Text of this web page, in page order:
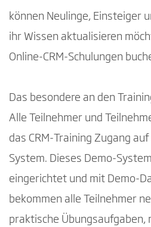
können Neulinge, Einsteiger
ihr Wissen aktualisieren
Online-CRM-Schulungen
Das besondere an den
Alle Teilnehmer und
das CRM-Training Zugang
System. Dieses Demo-
eingerichtet und mit Demo-
bekommen alle Teilnehmer
praktische Übungsaufgaben,